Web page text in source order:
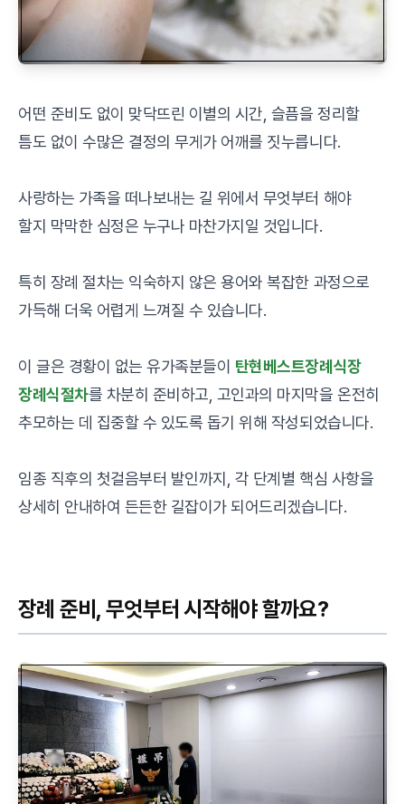
어떤 준비도 없이 맞닥뜨린 이별의 시간, 슬픔을 정리할
틈도 없이 수많은 결정의 무게가 어깨를 짓누릅니다.
사랑하는 가족을 떠나보내는 길 위에서 무엇부터 해야
할지 막막한 심정은 누구나 마찬가지일 것입니다.
특히 장례 절차는 익숙하지 않은 용어와 복잡한 과정으로
가득해 더욱 어렵게 느껴질 수 있습니다.
이 글은 경황이 없는 유가족분들이 탄현베스트장례식장
장례식절차를 차분히 준비하고, 고인과의 마지막을 온전히
추모하는 데 집중할 수 있도록 돕기 위해 작성되었습니다.
임종 직후의 첫걸음부터 발인까지, 각 단계별 핵심 사항을
상세히 안내하여 든든한 길잡이가 되어드리겠습니다.
장례 준비, 무엇부터 시작해야 할까요?